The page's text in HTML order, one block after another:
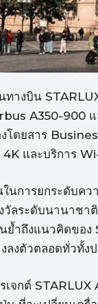
ทางบิน
A350-900
โดยสาร
4K และบริการ
นการยกระดับคว
วัลระดับนานาช
ำถึงแนวคิดของ
ลงตัวตลอดทั่วทั้ง
จกต์